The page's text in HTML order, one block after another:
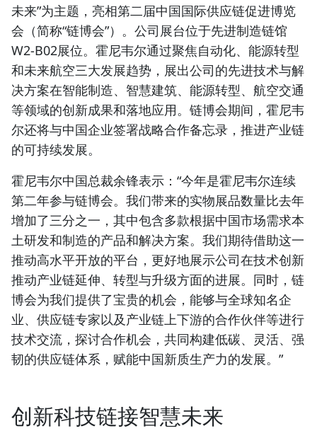
未来”为主题，亮相第二届中国国际供应链促进博览
会（简称“链博会”）。公司展台位于先进制造链馆
W2-B02展位。霍尼韦尔通过聚焦自动化、能源转型
和未来航空三大发展趋势，展出公司的先进技术与解
决方案在智能制造、智慧建筑、能源转型、航空交通
等领域的创新成果和落地应用。链博会期间，霍尼韦
尔还将与中国企业签署战略合作备忘录，推进产业链
的可持续发展。
霍尼韦尔中国总裁余锋表示：“今年是霍尼韦尔连续
第二年参与链博会。我们带来的实物展品数量比去年
增加了三分之一，其中包含多款根据中国市场需求本
土研发和制造的产品和解决方案。我们期待借助这一
推动高水平开放的平台，更好地展示公司在技术创新
推动产业链延伸、转型与升级方面的进展。同时，链
博会为我们提供了宝贵的机会，能够与全球知名企
业、供应链专家以及产业链上下游的合作伙伴等进行
技术交流，探讨合作机会，共同构建低碳、灵活、强
韧的供应链体系，赋能中国新质生产力的发展。”
创新科技链接智慧未来